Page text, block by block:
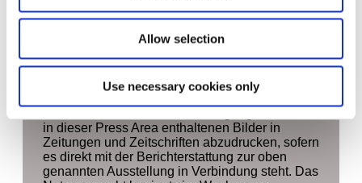
Allow selection
Use necessary cookies only
Leonie Elena Friedmann
+49 89 21127 157 (Fax)
presse@hausderkunst.de
in dieser Press Area enthaltenen Bilder in
Zeitungen und Zeitschriften abzudrucken, sofern
es direkt mit der Berichterstattung zur oben
genannten Ausstellung in Verbindung steht. Das